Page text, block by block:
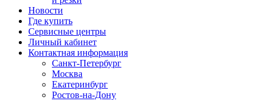
Новости
Где купить
Сервисные центры
Личный кабинет
Контактная информация
Санкт-Петербург
Москва
Екатеринбург
Ростов-на-Дону